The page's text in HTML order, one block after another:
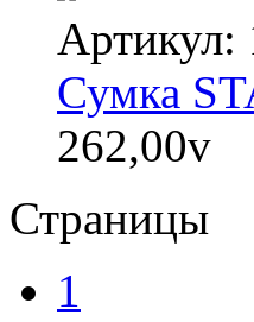
Артикул:
Сумка
262,00v
Страницы
1